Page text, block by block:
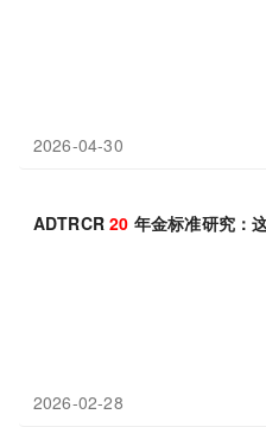
2026-04-30
ADTRCR20 年金标准研究：
2026-02-28